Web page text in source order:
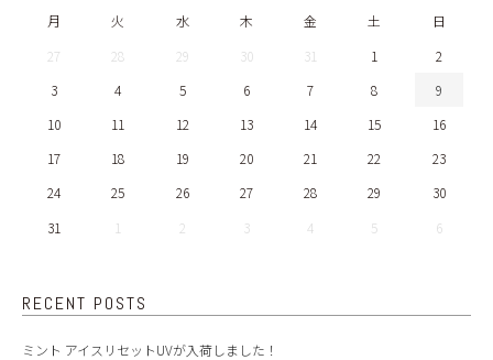
月 火 水 木 金 土
日
27
28 29 30 31 1
2
3
4 5 6 7 8
9
10
11 12 13 14 15
16
17
18 19 20 21 22
23
24
25 26 27 28 29
30
31
1 2 3 4 5 6
RECENT POSTS
ミント アイスリセットUVが入荷しました！